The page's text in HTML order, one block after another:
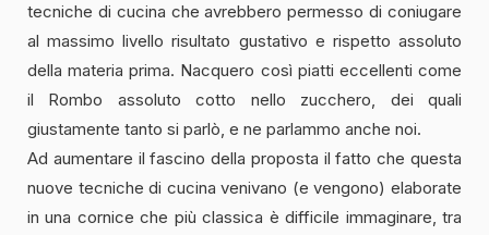
tecniche di cucina che avrebbero permesso di coniugare
al massimo livello risultato gustativo e rispetto assoluto
della materia prima. Nacquero così piatti eccellenti come
il Rombo assoluto cotto nello zucchero, dei quali
giustamente tanto si parlò, e ne parlammo anche noi.
Ad aumentare il fascino della proposta il fatto che questa
nuove tecniche di cucina venivano (e vengono) elaborate
in una cornice che più classica è difficile immaginare, tra